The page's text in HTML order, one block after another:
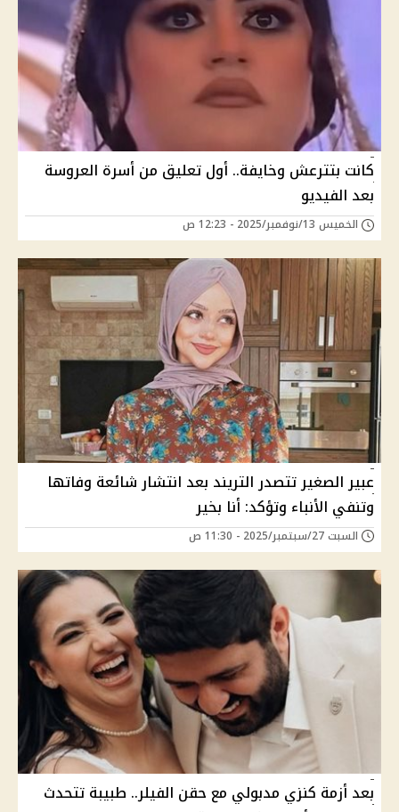
كانت بتترعش وخايفة.. أول تعليق من أسرة العروسة
بعد الفيديو
الخميس 13/نوفمبر/2025 - 12:23 ص
عبير الصغير تتصدر التريند بعد انتشار شائعة وفاتها
وتنفي الأنباء وتؤكد: أنا بخير
السبت 27/سبتمبر/2025 - 11:30 ص
بعد أزمة كنزي مدبولي مع حقن الفيلر.. طبيبة تتحدث